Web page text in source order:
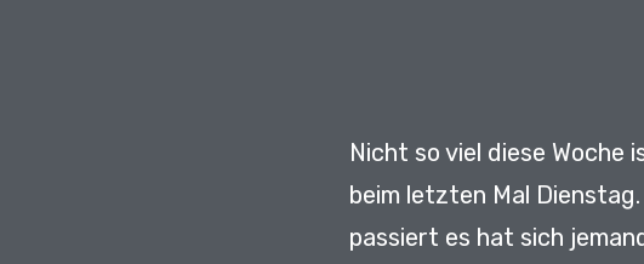
Nicht so viel diese Woche
beim letzten Mal Dienstag.
passiert es hat sich